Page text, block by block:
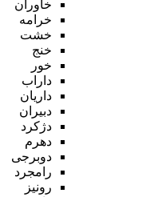
خاوران
خرامه
خشت
خنج
خور
داراب
داریان
دبیران
دژکرد
دهرم
دوبرجی
رامجرد
رونیز